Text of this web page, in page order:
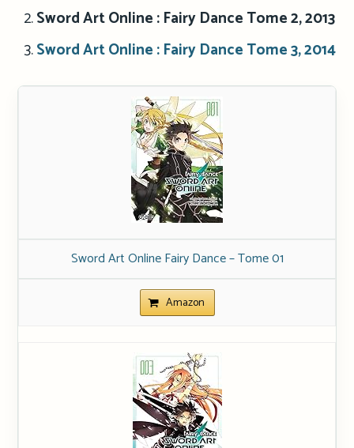
Sword Art Online : Fairy Dance Tome 2, 2013
Sword Art Online : Fairy Dance Tome 3, 2014
Sword Art Online Fairy Dance – Tome 01
Amazon